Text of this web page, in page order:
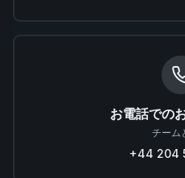
お電話での
チーム
+44 204